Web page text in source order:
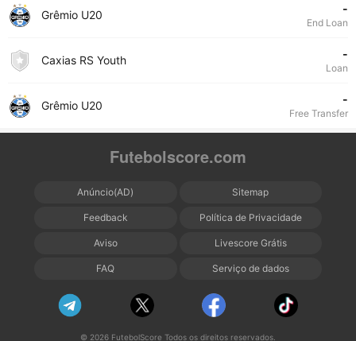
Grêmio U20 -
End Loan
Caxias RS Youth -
Loan
Grêmio U20 -
Free Transfer
Futebolscore.com
Anúncio(AD) Sitemap
Feedback Política de Privacidade
Aviso Livescore Grátis
FAQ Serviço de dados
© 2026 FutebolScore Todos os direitos reservados.